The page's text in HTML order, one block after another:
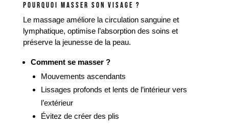
POURQUOI MASSER SON VISAGE ?
Le massage améliore la circulation sanguine et
lymphatique, optimise l’absorption des soins et
préserve la jeunesse de la peau.
Comment se masser ?
Mouvements ascendants
Lissages profonds et lents de l’intérieur vers
l’extérieur
Évitez de créer des plis